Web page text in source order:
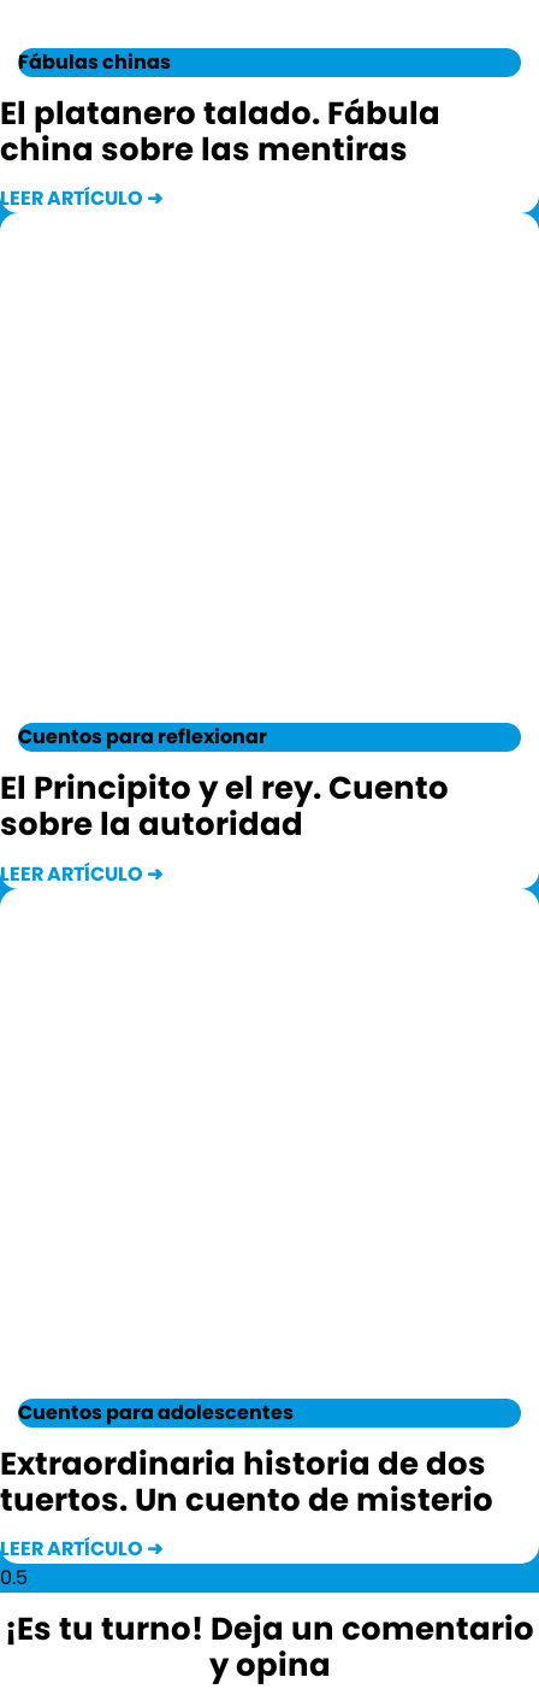
Fábulas chinas
El platanero talado. Fábula
china sobre las mentiras
LEER ARTÍCULO ➜
Cuentos para reflexionar
El Principito y el rey. Cuento
sobre la autoridad
LEER ARTÍCULO ➜
Cuentos para adolescentes
Extraordinaria historia de dos
tuertos. Un cuento de misterio
LEER ARTÍCULO ➜
¡Es tu turno! Deja un comentario
y opina